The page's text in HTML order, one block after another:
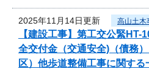
2025年11月14日更新 高山土木
【建設工事】第工交公緊HT-
全交付金（交通安全)（債務
区）他歩道整備工事に関す